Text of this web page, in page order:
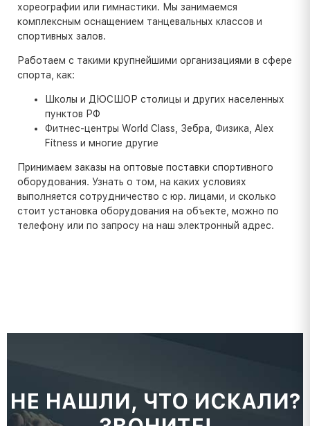
хореографии или гимнастики. Мы занимаемся
комплексным оснащением танцевальных классов и
спортивных залов.
Работаем с такими крупнейшими организациями в сфере
спорта, как:
Школы и ДЮСШОР столицы и других населенных
пунктов РФ
Фитнес-центры World Class, Зебра, Физика, Alex
Fitness и многие другие
Принимаем заказы на оптовые поставки спортивного
оборудования. Узнать о том, на каких условиях
выполняется сотрудничество с юр. лицами, и сколько
стоит установка оборудования на объекте, можно по
телефону или по запросу на наш электронный адрес.
НЕ НАШЛИ, ЧТО ИСКАЛИ?